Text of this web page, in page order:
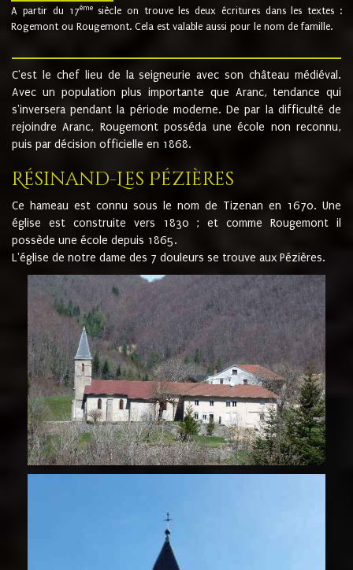
A partir du 17ème siècle on trouve les deux écritures dans les textes :
Rogemont ou Rougemont. Cela est valable aussi pour le nom de famille.
C'est le chef lieu de la seigneurie avec son château médiéval.
Avec un population plus importante que Aranc, tendance qui
s'inversera pendant la période moderne. De par la difficulté de
rejoindre Aranc, Rougemont posséda une école non reconnu,
puis par décision officielle en 1868.
Résinand-Les Pézières
Ce hameau est connu sous le nom de Tizenan en 1670. Une
église est construite vers 1830 ; et comme Rougemont il
possède une école depuis 1865.
L'église de notre dame des 7 douleurs se trouve aux Pézières.